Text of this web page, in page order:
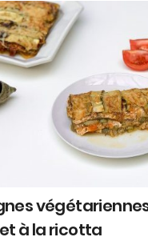
à la ricotta